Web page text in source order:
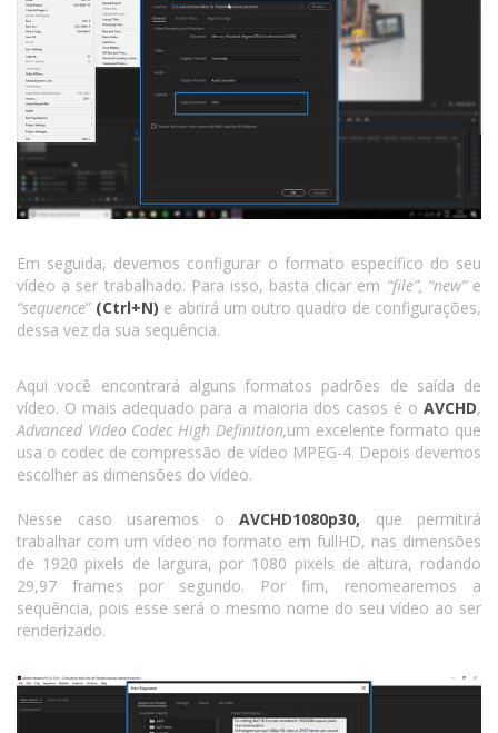
Em seguida, devemos configurar o formato específico do seu
vídeo a ser trabalhado. Para isso, basta clicar em “file”, “new” e
“sequence” (Ctrl+N) e abrirá um outro quadro de configurações,
dessa vez da sua sequência.
Aqui você encontrará alguns formatos padrões de saída de
vídeo. O mais adequado para a maioria dos casos é o AVCHD,
Advanced Video Codec High Definition,um excelente formato que
usa o codec de compressão de vídeo MPEG-4. Depois devemos
escolher as dimensões do vídeo.
Nesse caso usaremos o AVCHD1080p30, que permitirá
trabalhar com um vídeo no formato em fullHD, nas dimensões
de 1920 pixels de largura, por 1080 pixels de altura, rodando
29,97 frames por segundo. Por fim, renomearemos a
sequência, pois esse será o mesmo nome do seu vídeo ao ser
renderizado.